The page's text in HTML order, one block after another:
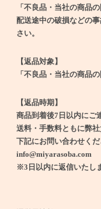
「不良品・当社の商品
配送途中の破損などの
さい。
【返品対象】
「不良品・当社の商品
【返品時期】
商品到着後7日以内にご
送料・手数料ともに弊
下記にお問い合わせくだ
info@miyarasoba.com
※3日以内に返信いたし